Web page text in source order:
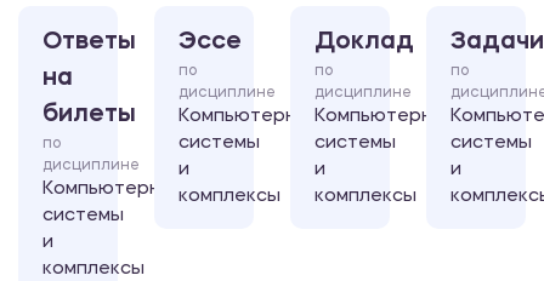
Ответы
на
билеты
по
дисциплине
Компьютерные
системы
и
комплексы
Эссе
по
дисциплине
Компьютерные
системы
и
комплексы
Доклад
по
дисциплине
Компьютерные
системы
и
комплексы
Задачи
по
системы
и